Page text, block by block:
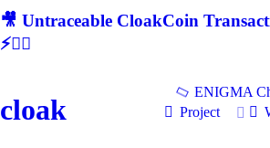
🎥 Untraceable CloakCoin
⚡🕵‍♂
cloak
ENIGMA
Project